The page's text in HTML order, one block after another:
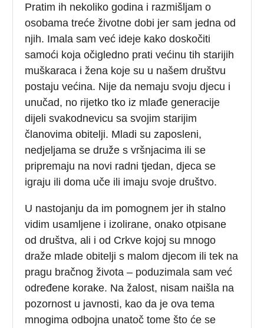
Pratim ih nekoliko godina i razmišljam o
osobama treće životne dobi jer sam jedna od
njih. Imala sam već ideje kako doskočiti
samoći koja očigledno prati većinu tih starijih
muškaraca i žena koje su u našem društvu
postaju većina. Nije da nemaju svoju djecu i
unučad, no rijetko tko iz mlađe generacije
dijeli svakodnevicu sa svojim starijim
članovima obitelji. Mladi su zaposleni,
nedjeljama se druže s vršnjacima ili se
pripremaju na novi radni tjedan, djeca se
igraju ili doma uče ili imaju svoje društvo.
U nastojanju da im pomognem jer ih stalno
vidim usamljene i izolirane, onako otpisane
od društva, ali i od Crkve kojoj su mnogo
draže mlade obitelji s malom djecom ili tek na
pragu bračnog života – poduzimala sam već
određene korake. Na žalost, nisam naišla na
pozornost u javnosti, kao da je ova tema
mnogima odbojna unatoč tome što će se